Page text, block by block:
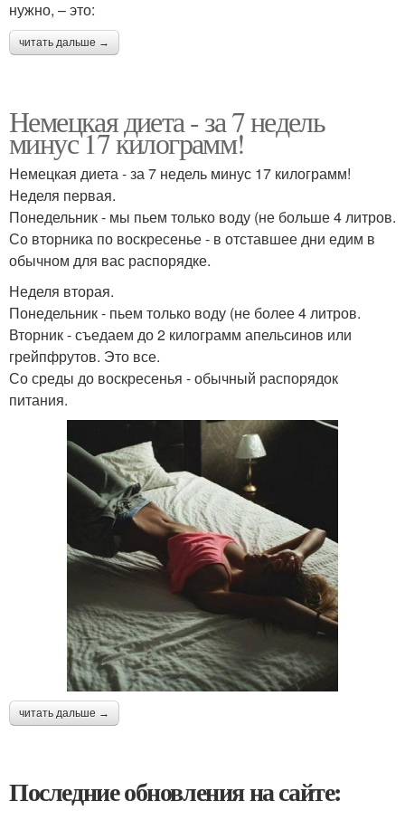
нужно, – это:
читать дальше →
Немецкая диета - за 7 недель
минус 17 килограмм!
Немецкая диета - за 7 недель минус 17 килограмм!
Неделя первая.
Понедельник - мы пьем только воду (не больше 4 литров.
Со вторника по воскресенье - в отставшее дни едим в
обычном для вас распорядке.
Неделя вторая.
Понедельник - пьем только воду (не более 4 литров.
Вторник - съедаем до 2 килограмм апельсинов или
грейпфрутов. Это все.
Со среды до воскресенья - обычный распорядок
питания.
читать дальше →
Последние обновления на сайте: